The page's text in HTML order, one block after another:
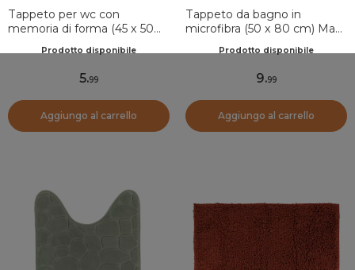
Tappeto per wc con
memoria di forma (45 x 50
Prodotto disponibile
5.99
Aggiungo al carrello
Tappeto da bagno in
microfibra (50 x 80 cm) Maël
Prodotto disponibile
9.99
Aggiungo al carrello